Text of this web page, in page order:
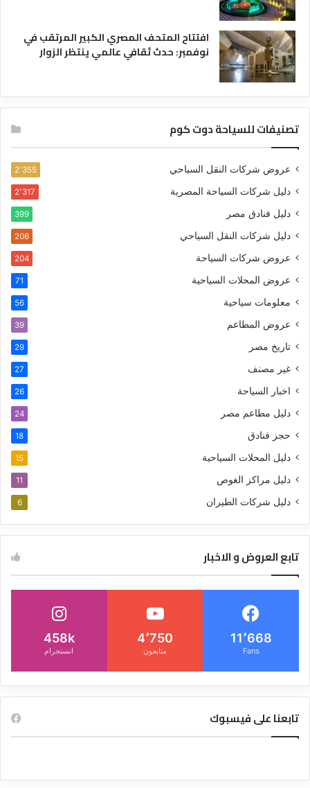
افتتاح المتحف المصري الكبير المرتقب في
نوفمبر: حدث ثقافي عالمي ينتظر الزوار
تصنيفات للسياحة دوت كوم
عروض شركات النقل السياحي 2٬355
دليل شركات السياحة المصرية 2٬317
دليل فنادق مصر 399
دليل شركات النقل السياحي 206
عروض شركات السياحة 204
عروض المحلات السياحية 71
معلومات سياحية 56
عروض المطاعم 39
تاريخ مصر 29
غير مصنف 27
اخبار السياحة 26
دليل مطاعم مصر 24
حجز فنادق 18
دليل المحلات السياحية 15
دليل مراكز الغوص 11
دليل شركات الطيران 6
تابع العروض و الاخبار
11٬668
Fans
4٬750
متابعون
458k
انستجرام
تابعنا على فيسبوك